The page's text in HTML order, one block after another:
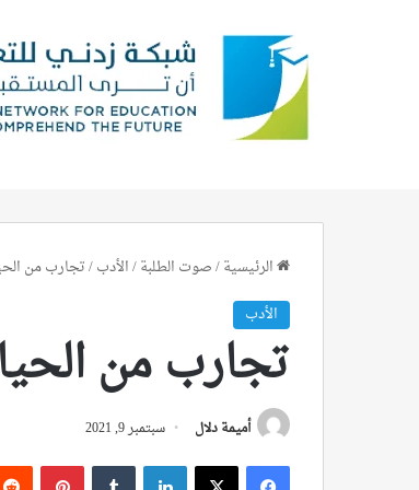
الرئيسية/صوت الطلبة/الأدب/تجارب من
الأدب
تجارب من
أميمة دلال سبتمبر 9, 2021
فيسبوك ‫X لينكدإن